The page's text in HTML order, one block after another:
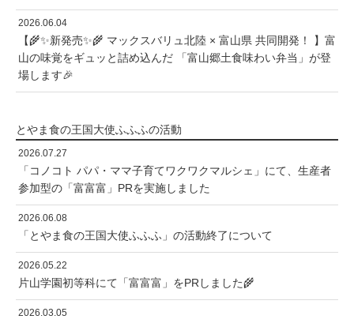
2026.06.04
【🌾✨新発売✨🌾 マックスバリュ北陸 × 富山県 共同開発！ 】富
山の味覚をギュッと詰め込んだ 「富山郷土食味わい弁当」が登
場します🎉
とやま食の王国大使ふふふの活動
2026.07.27
「コノコト パパ・ママ子育てワクワクマルシェ」にて、生産者
参加型の「富富富」PRを実施しました
2026.06.08
「とやま食の王国大使ふふふ」の活動終了について
2026.05.22
片山学園初等科にて「富富富」をPRしました🌾
2026.03.05